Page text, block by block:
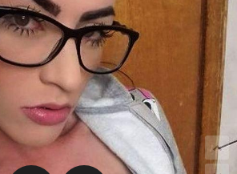
zu machen? Beenden Sie dann unverzüglich
dieser Person. Bedenken Sie, dass Menschen in
Angaben auf listige Weise von Ihnen zu
Sie daher über diese Website immer
das Recht vor, selbst Profile auf dieser Website zu
an Sie als Nutzer zu senden. Mit Ihrer Nutzung
akzeptieren Sie, dass einige der Profile auf dieser
fingierten Profile dienen lediglich dem Austausch von
mit Personen hinter fingierten Profilen sind
Kinder mit erotischen oder für Minderjährige
in Berührung kommen. Dafür einige Tips:
auf Ihrem Gerät. Beispielsweise
Surf
. Diese Programme blockieren den Zugang zu